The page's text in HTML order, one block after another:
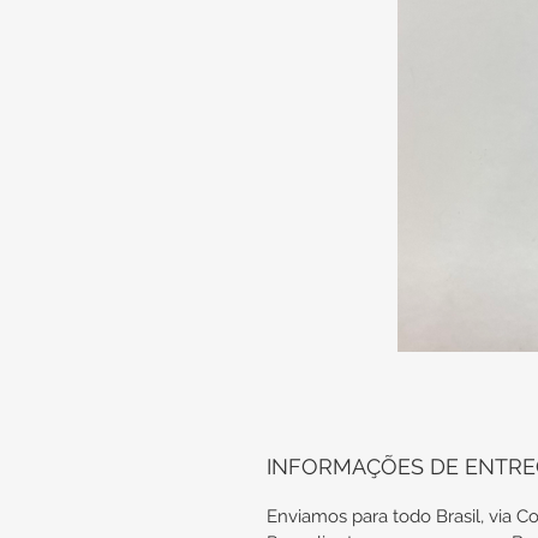
INFORMAÇÕES DE
Enviamos para todo Brasil, via